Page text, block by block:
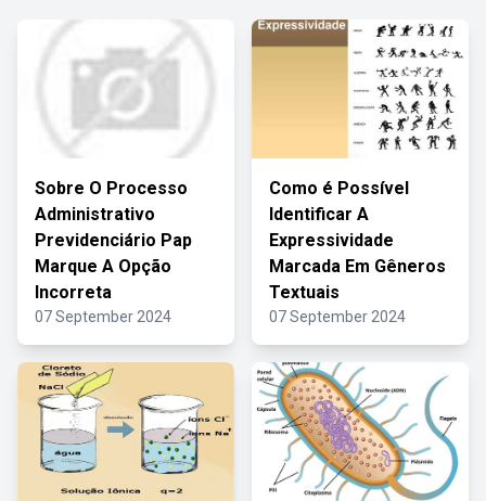
Sobre O Processo
Administrativo
Previdenciário Pap
Marque A Opção
Incorreta
07 September 2024
Como é Possível
Identificar A
Expressividade
Marcada Em Gêneros
Textuais
07 September 2024